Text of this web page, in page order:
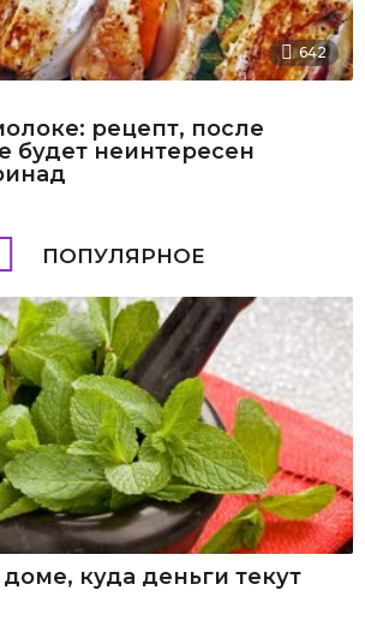
642
рецепт, после
будет неинтересен
ПОПУЛЯРНОЕ
куда деньги текут